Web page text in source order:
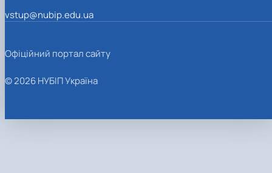
vstup@nubip.edu.ua
Офіційний портал сайту
© 2026 НУБІП Україна